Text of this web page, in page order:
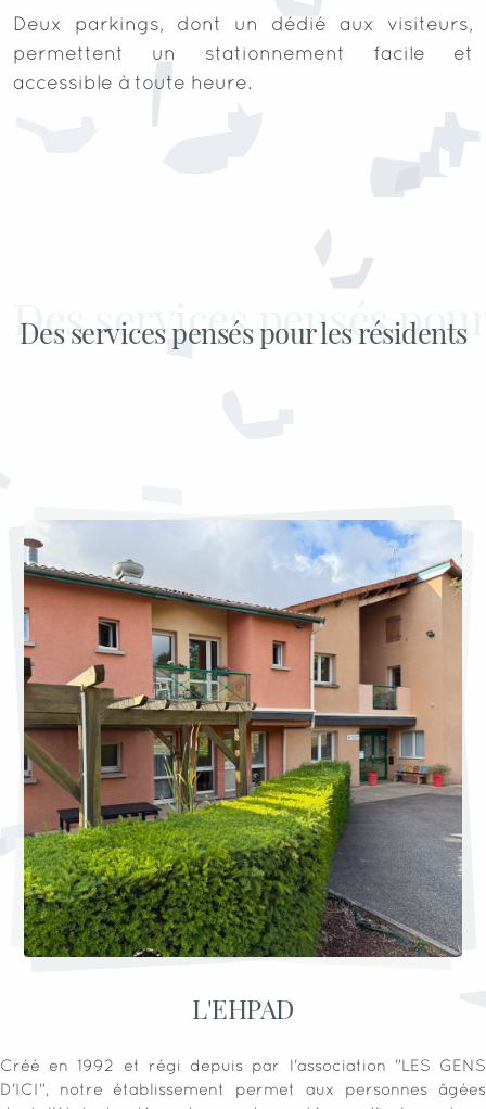
Deux parkings, dont un dédié aux visiteurs,
permettent un stationnement facile et
accessible à toute heure.
Des services pensés pour les résidents
L'EHPAD
Créé en 1992 et régi depuis par l'association "LES GENS
D'ICI", notre établissement permet aux personnes âgées